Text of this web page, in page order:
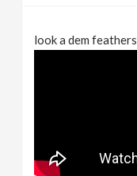
look a dem feathers